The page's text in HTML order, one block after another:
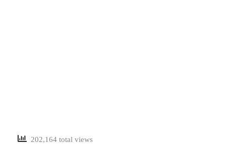
202,164 total views